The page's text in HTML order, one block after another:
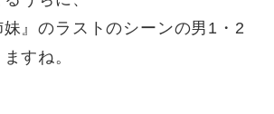
』のラストのシーンの男1・2
すね。